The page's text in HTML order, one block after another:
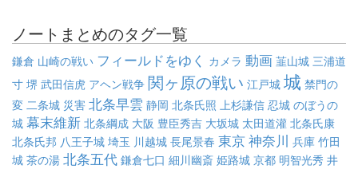
ノートまとめのタグ一覧
鎌倉 山崎の戦い フィールドをゆく カメラ 動画 韮山城 三浦道
寸 堺 武田信虎 アヘン戦争 関ヶ原の戦い 江戸城 城 禁門の
変 二条城 災害 北条早雲 静岡 北条氏照 上杉謙信 忍城 のぼうの
城 幕末維新 北条綱成 大阪 豊臣秀吉 大坂城 太田道灌 北条氏康
北条氏邦 八王子城 埼玉 川越城 長尾景春 東京 神奈川 兵庫 竹田
城 茶の湯 北条五代 鎌倉七口 細川幽斎 姫路城 京都 明智光秀 井